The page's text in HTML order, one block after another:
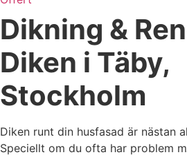
Dikning &
Diken i Täby,
Stockholm
Diken runt din husfasad är nästan
Speciellt om du ofta har problem